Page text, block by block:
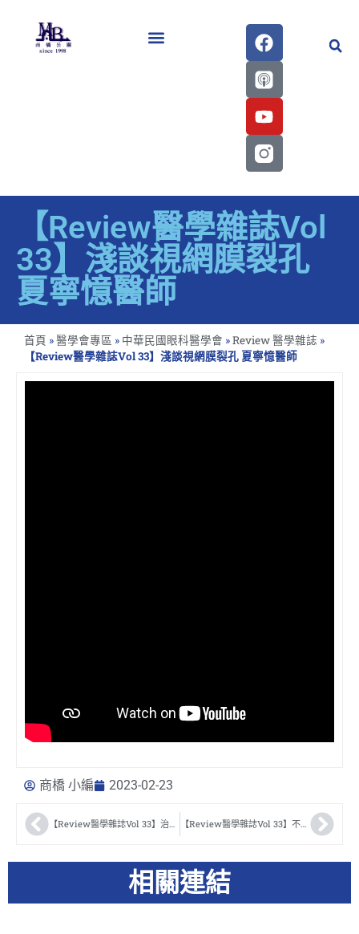
【Review醫學雜誌Vol
33】淺談視網膜裂孔
夏寧憶醫師
首頁 »醫學會專區 » 中華民國眼科醫學會 »Review 醫學雜誌 »
【Review醫學雜誌Vol 33】淺談視網膜裂孔 夏寧憶醫師
商橋 小編 2023-02-23
【Review醫學雜誌Vol 33】治療新選擇，脈衝光改善乾眼症 江鈞綺醫師 【Review醫學雜誌Vol 33】不常發現的小兒眼睛疾病 紀立中醫師
相關連結